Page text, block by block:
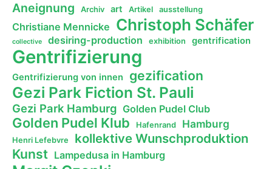
Aneignung Archiv art Artikel ausstellung
Christiane Mennicke Christoph Schäfer
collective desiring-production exhibition gentrification
Gentrifizierung
Gentrifizierung von innen gezification
Gezi Park Fiction St. Pauli
Gezi Park Hamburg Golden Pudel Club
Golden Pudel Klub Hafenrand Hamburg
Henri Lefebvre kollektive Wunschproduktion
Kunst Lampedusa in Hamburg